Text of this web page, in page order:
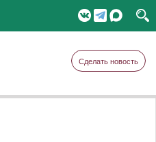
Сделать новость